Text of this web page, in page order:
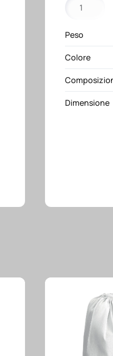
USB,
lighthing,
type
con
LED
quantità
Peso
Colore
Dimensione